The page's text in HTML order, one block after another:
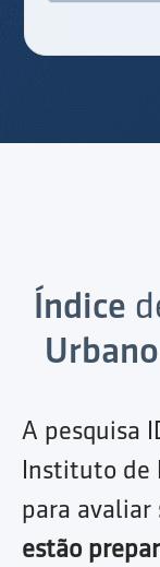
Índice
Urbano
A pesquisa
Instituto de
para avaliar
estão